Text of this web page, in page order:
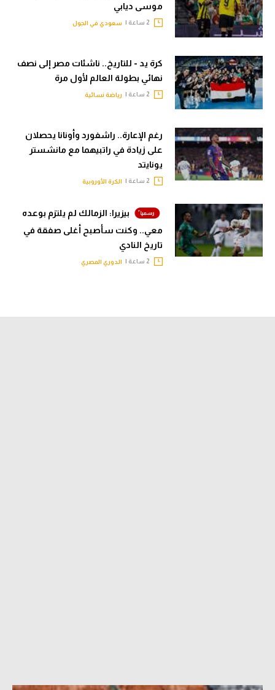
موسى ديابي
سعودي في الجول
كرة يد - للتاريخ.. ناشئات مصر إلى نصف
نهائي بطولة العالم لأول مرة
رياضة نسائية
رغم الإعارة.. راشفورد وأونانا يحصلان
على زيادة في راتبيهما مع مانشستر
يونايتد
الكرة الأوروبية
بيزيرا: الزمالك لم يلتزم بوعده
معي.. وكنت سأصبح أغلى صفقة في
تاريخ النادي
الدوري المصري